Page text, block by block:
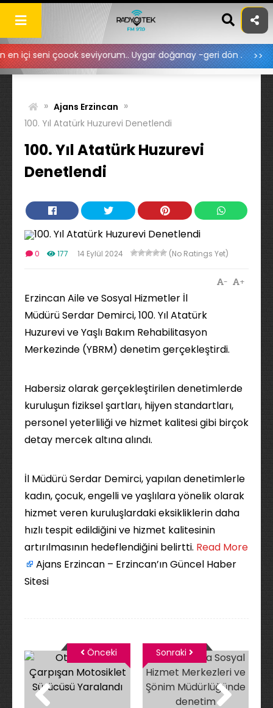
Skip
content
seviyorum.. Uygar doğanay -geri dön . nur:Zara
» Ajans Erzincan »
100. Yıl Atatürk Huzurevi Denetlendi
100. Yıl Atatürk Huzurevi
Denetlendi
0 177 14 Eylül 2024 (No Ratings Yet)
+
-
Erzincan Aile ve Sosyal Hizmetler İl
Müdürü Serdar Demirci, 100. Yıl Atatürk
Huzurevi ve Yaşlı Bakım Rehabilitasyon
Merkezinde (YBRM) denetim gerçekleştirdi.
Habersiz olarak gerçekleştirilen denetimlerde
kuruluşun fiziksel şartları, hijyen standartları,
personel yeterliliği ve hizmet kalitesi gibi birçok
detay mercek altına alındı.
İl Müdürü Serdar Demirci, yapılan denetimlerle
kadın, çocuk, engelli ve yaşlılara yönelik olarak
hizmet veren kuruluşlardaki eksikliklerin daha
hızlı tespit edildiğini ve hizmet kalitesinin
artırılmasının hedeflendiğini belirtti. ​ Read More
Ajans Erzincan – Erzincan’ın Güncel Haber
Sitesi
Önceki Sonraki